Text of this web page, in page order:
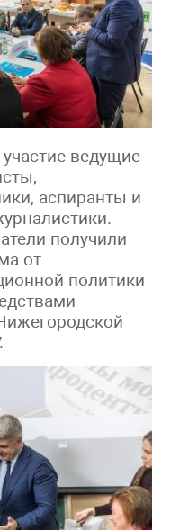
ведущие
аспиранты и
получили
от
политики